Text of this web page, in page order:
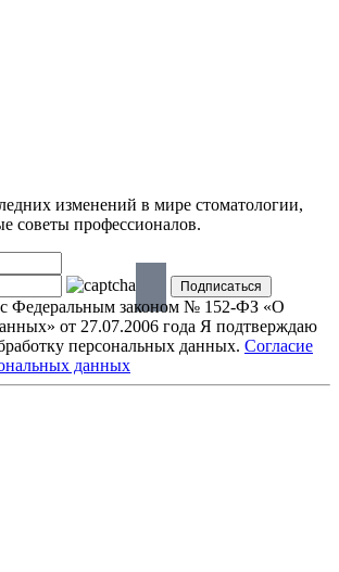
изменений в мире стоматологии,
советы профессионалов.
с Федеральным законом № 152-ФЗ «О
от 27.07.2006 года Я подтверждаю
персональных данных. Согласие
данных